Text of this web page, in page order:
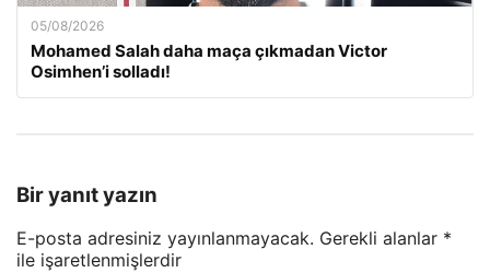
05/08/2026
Mohamed Salah daha maça çıkmadan Victor
Osimhen’i solladı!
Bir yanıt yazın
E-posta adresiniz yayınlanmayacak. Gerekli alanlar *
ile işaretlenmişlerdir